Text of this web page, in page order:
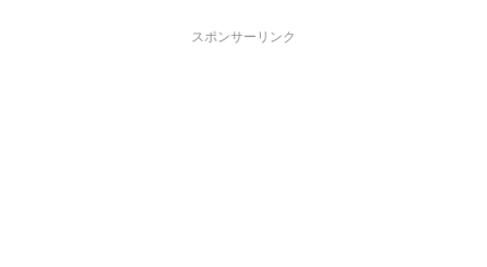
スポンサーリンク